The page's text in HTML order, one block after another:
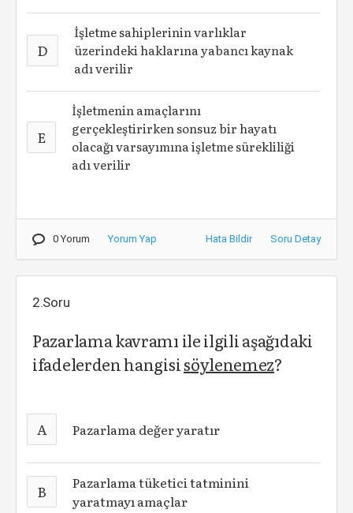
D
İşletme sahiplerinin varlıklar
üzerindeki haklarına yabancı kaynak
adı verilir
E
İşletmenin amaçlarını
gerçekleştirirken sonsuz bir hayatı
olacağı varsayımına işletme sürekliliği
adı verilir
0 Yorum Yorum Yap Hata Bildir Soru Detay
2.Soru
Pazarlama kavramı ile ilgili aşağıdaki
ifadelerden hangisisöylenemez?
A Pazarlama değer yaratır
B
Pazarlama tüketici tatminini
yaratmayı amaçlar